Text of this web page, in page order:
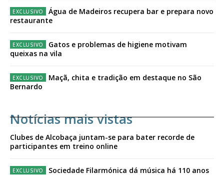
Água de Madeiros recupera bar e prepara novo
restaurante
Gatos e problemas de higiene motivam
queixas na vila
Maçã, chita e tradição em destaque no São
Bernardo
Notícias mais vistas
Clubes de Alcobaça juntam-se para bater recorde de
participantes em treino online
Sociedade Filarmónica dá música há 110 anos